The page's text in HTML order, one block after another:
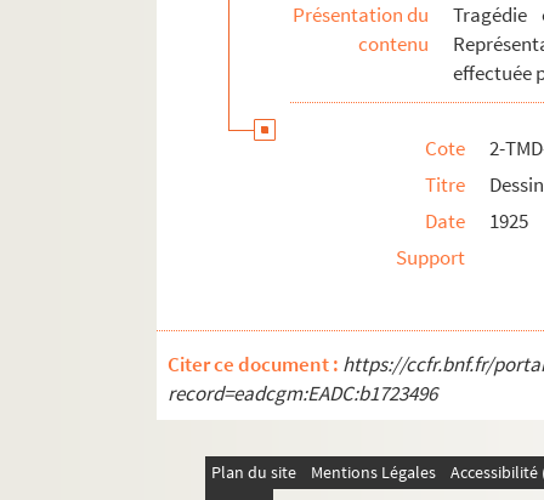
Présentation du
contenu
effectuée
Cote
2-
Titre
Date
1925
Support
Citer ce document : https://ccfr.bnf.fr/
record=eadcgm:EADC:b1723496
Plan du site Mentions Légales